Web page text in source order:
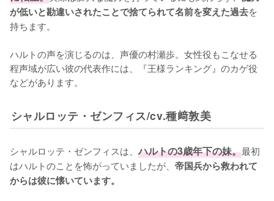
が低いと勘違いされたことで捨てられて名前を変えた過去を
持ちます。
ハルトの声を演じるのは、声優の村瀬歩。女性役もこなせる
程声域が広い彼の代表作には、『王様ランキング』のカゲ役
などがあります。
シャルロッテ・ゼンフィス/cv.種﨑敦美
シャルロッテ・ゼンフィスは、ハルトの3歳年下の妹。最初
はハルトのことを怖がっていましたが、 帝国兵から救われて
からは彼に懐いています。